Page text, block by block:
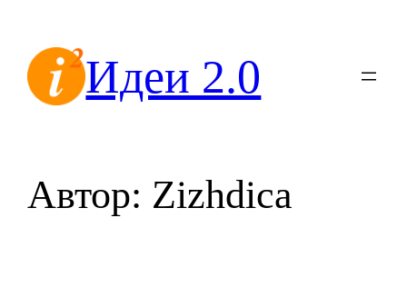
содержимомуИдеи 2.0
Автор: Zizhdica